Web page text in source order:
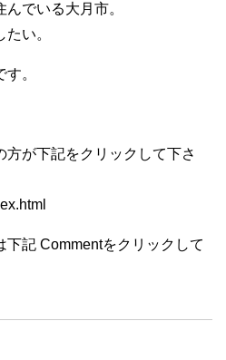
でいる大月市。
い。
。
が下記をクリックして下さ
記 Commentをクリックして